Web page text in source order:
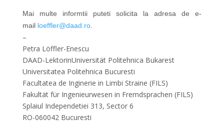
Mai multe informtii puteti solicita la adresa de e-
mail loeffler@daad.ro.
–
Petra Löffler-Enescu
DAAD-LektorinUniversität Politehnica Bukarest
Universitatea Politehnica Bucuresti
Facultatea de Inginerie in Limbi Straine (FILS)
Fakultät für Ingenieurwesen in Fremdsprachen (FILS)
Splaiul Independetiei 313, Sector 6
RO-060042 Bucuresti